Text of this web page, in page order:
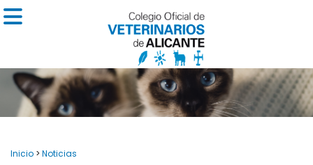
Inicio > Noticias